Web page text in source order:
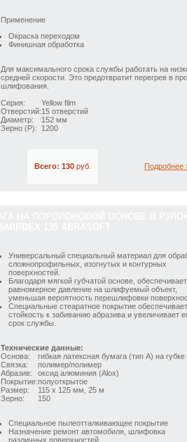
Применение
Окраска переходом
Финишная обработка
Для максимального срока службы работать на
средней скорости. Это предотвратит перегрев в
шлифования.
Серия:
Yellow film
Отверстий:15 отверстий
Диаметр:
152 мм
Зерно (P):
1200
Всего: 130 руб. Подробнее
Универсальный специальный материал для
сложнопрофильных, изогнутых и контурных
поверхностей.
Благодаря мягкой губчатой основе, обеспечивает
равномерное давление на шлифуемый объект,
уменьшая вероятность перешлифовки
Специальные стеаратное покрытие обеспечивает
стойкость к забиванию абразива и увеличивает
срок службы.
Технические данные:
Основа:
гибкая латексная бумага (тип А) на
Связка:
полимер/полимер
Абразив:
оксид алюминия (Alox)
Покрытие:полуоткрытое
Размер:
115 x 125 мм, 25 м
Зерно:
150
Специальное пылеотталкивающее покрытие
Назначение ремонт автомобиля, шлифовка
различных поверхностей